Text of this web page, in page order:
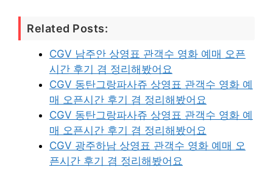
Related Posts:
CGV 남주안 상영표 관객수 영화 예매 오픈
시간 후기 겸 정리해봤어요
CGV 동탄그랑파사쥬 상영표 관객수 영화 예
매 오픈시간 후기 겸 정리해봤어요
CGV 동탄그랑파사쥬 상영표 관객수 영화 예
매 오픈시간 후기 겸 정리해봤어요
CGV 광주하남 상영표 관객수 영화 예매 오
픈시간 후기 겸 정리해봤어요